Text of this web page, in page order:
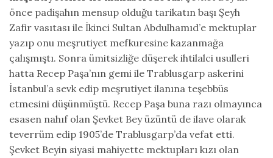
önce padişahın mensup olduğu tarikatın başı Şeyh
Zafir vasıtası ile İkinci Sultan Abdulhamıd’e mektuplar
yazıp onu meşrutiyet mefkuresine kazanmağa
çalışmıştı. Sonra ümitsizliğe düşerek ihtilalci usulleri
hatta Recep Paşa’nın gemi ile Trablusgarp askerini
İstanbul’a sevk edip meşrutiyet ilanına teşebbüs
etmesini düşünmüştü. Recep Paşa buna razı olmayınca
esasen nahıf olan Şevket Bey üzüntü de ilave olarak
teverrüm edip 1905’de Trablusgarp’da vefat etti.
Şevket Beyin siyasi mahiyette mektupları kızı olan